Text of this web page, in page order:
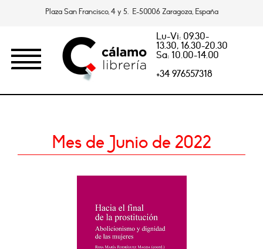
Plaza San Francisco, 4 y 5. E-50006 Zaragoza, España
Lu-Vi: 09.30-
13.30, 16.30-20.30
Sa: 10.00-14.00
+34 976557318
Mes de Junio de 2022